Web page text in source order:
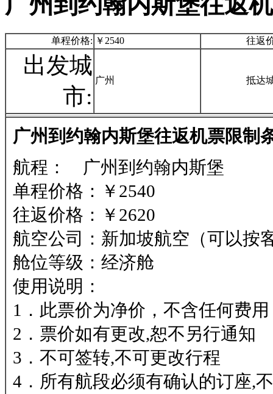
单程价格: ￥2540 往返
出发城
市:
广州 抵达
广州到约翰内斯堡往返机票限制
航程： 广州到约翰内斯堡
单程价格：￥2540
往返价格：￥2620
航空公司：新加坡航空（可以按
舱位等级：经济舱
使用说明：
1．此票价为净价，不含任何费用
2．票价如有更改,恕不另行通知
3．不可签转,不可更改行程
4．所有航段必须有确认的订座,